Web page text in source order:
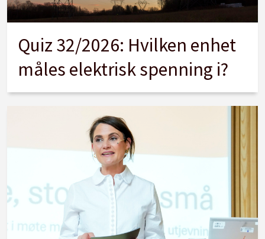
Quiz 32/2026: Hvilken enhet
måles elektrisk spenning i?